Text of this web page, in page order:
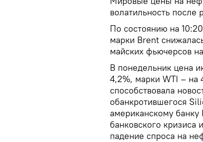
волатильность
По состоянию на
марки Brent
майских фьючерсов
В понедельник цена
4,2%, марки WTI –
способствовала
обанкротившегося
американскому
банковского
падение спроса на